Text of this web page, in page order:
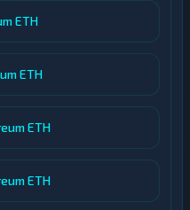
ETH
ETH
ETH
ETH